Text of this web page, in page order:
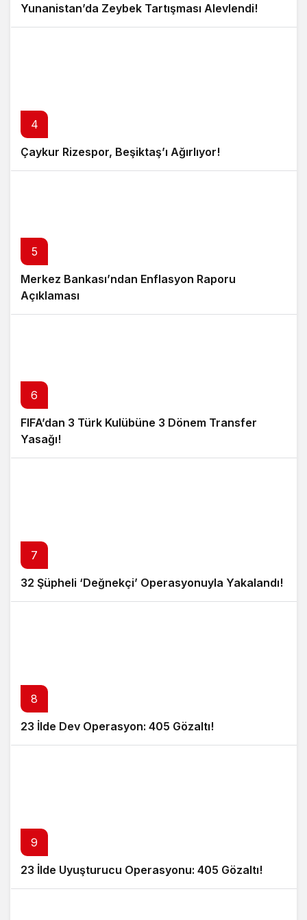
Yunanistan’da Zeybek Tartışması Alevlendi!
4
Çaykur Rizespor, Beşiktaş’ı Ağırlıyor!
5
Merkez Bankası’ndan Enflasyon Raporu
Açıklaması
6
FIFA’dan 3 Türk Kulübüne 3 Dönem Transfer
Yasağı!
7
32 Şüpheli ‘Değnekçi’ Operasyonuyla Yakalandı!
8
23 İlde Dev Operasyon: 405 Gözaltı!
9
23 İlde Uyuşturucu Operasyonu: 405 Gözaltı!